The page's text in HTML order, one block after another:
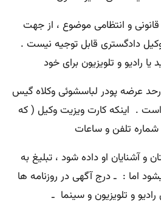
و انتظامی موضوع ، از جهت
وکیل دادگستری قابل توجیه نیست .
رادیو و تلویزیون برای خود
عرضه پودر لباسشوئی وکلاه گیس
است . اینکه کارت ویزیت وکیل ( که
شماره تلفن و ساعات
و آشنایان او داده شود ، تبلیغ به
اما : ـ درج آگهی در روزنامه ها
و تلویزیون و سینما ـ